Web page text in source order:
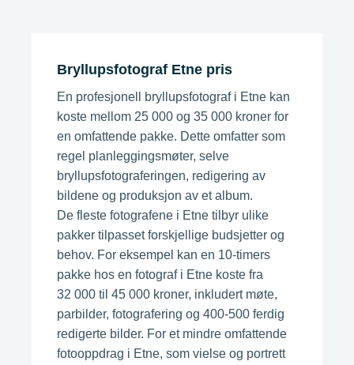
Bryllupsfotograf Etne pris
En profesjonell bryllupsfotograf i Etne kan
koste mellom 25 000 og 35 000 kroner for
en omfattende pakke. Dette omfatter som
regel planleggingsmøter, selve
bryllupsfotograferingen, redigering av
bildene og produksjon av et album.
De fleste fotografene i Etne tilbyr ulike
pakker tilpasset forskjellige budsjetter og
behov. For eksempel kan en 10-timers
pakke hos en fotograf i Etne koste fra
32 000 til 45 000 kroner, inkludert møte,
parbilder, fotografering og 400-500 ferdig
redigerte bilder. For et mindre omfattende
fotooppdrag i Etne, som vielse og portrett